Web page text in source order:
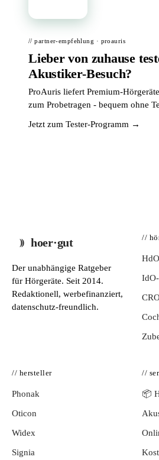
// partner-empfehlung · proauris
Lieber von zuhause
Akustiker-Besuch?
ProAuris liefert Premium-
zum Probetragen - bequem ohne
Jetzt zum Tester-Programm →
hoer·gut
Der unabhängige Ratgeber
für Hörgeräte. Seit 2014.
Redaktionell, werbefinanziert,
datenschutz-freundlich.
//
// hersteller
Phonak
Oticon
Widex
Signia
//
📦